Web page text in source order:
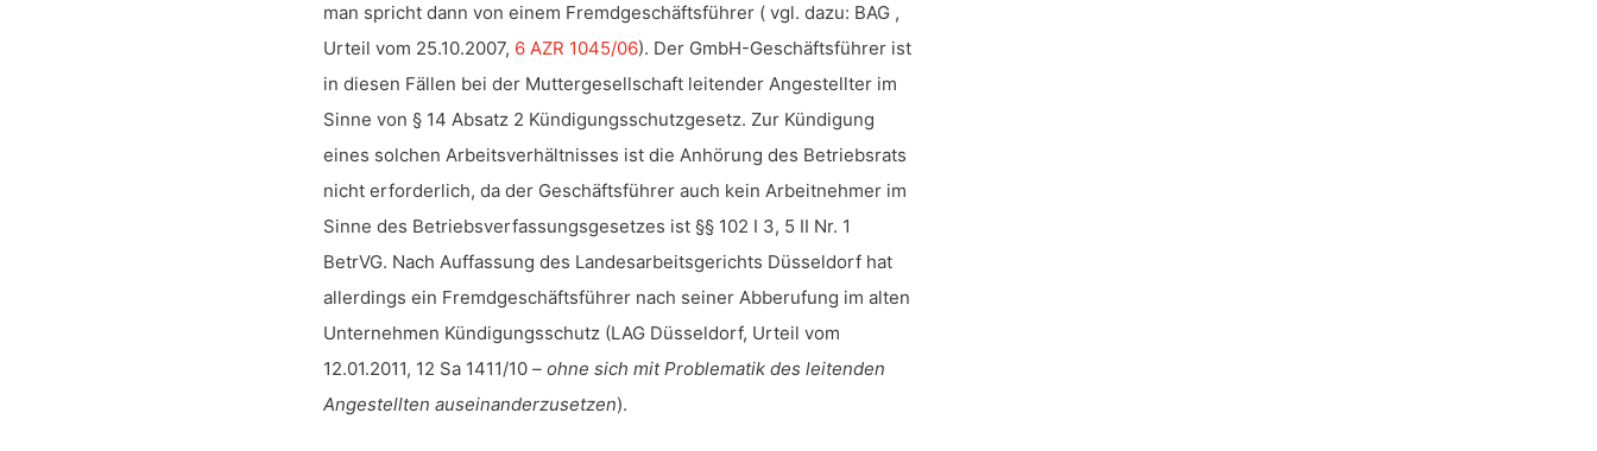
man spricht dann von einem Fremdgeschäftsführer ( vgl. dazu: BAG ,
Urteil vom 25.10.2007, 6 AZR 1045/06). Der GmbH-Geschäftsführer ist
in diesen Fällen bei der Muttergesellschaft leitender Angestellter im
Sinne von § 14 Absatz 2 Kündigungsschutzgesetz. Zur Kündigung
eines solchen Arbeitsverhältnisses ist die Anhörung des Betriebsrats
nicht erforderlich, da der Geschäftsführer auch kein Arbeitnehmer im
Sinne des Betriebsverfassungsgesetzes ist §§ 102 I 3, 5 II Nr. 1
BetrVG. Nach Auffassung des Landesarbeitsgerichts Düsseldorf hat
allerdings ein Fremdgeschäftsführer nach seiner Abberufung im alten
Unternehmen Kündigungsschutz (LAG Düsseldorf, Urteil vom
12.01.2011, 12 Sa 1411/10– ohne sich mit Problematik des leitenden
Angestellten auseinanderzusetzen).